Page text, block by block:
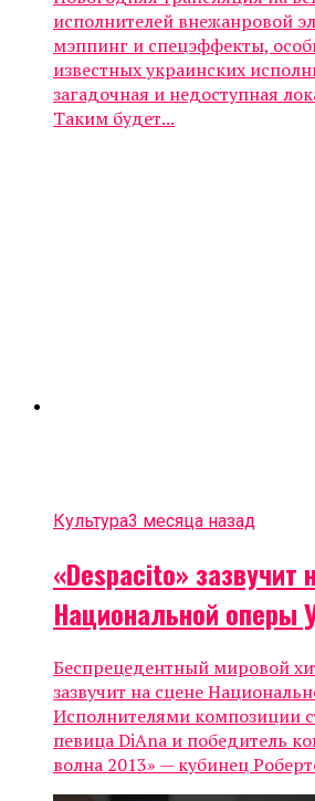
исполнителей внежанровой
мэппинг и спецэффекты,
известных украинских
загадочная и недоступная
Таким будет...
Культура3 месяца назад
«Despacito» зазвучит
Национальной оперы
Беспрецедентный мировой
зазвучит на сцене
Исполнителями композиции
певица DiAna и победитель
волна 2013» — кубинец